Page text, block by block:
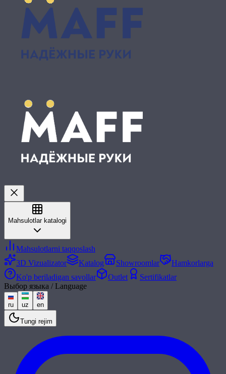
Mahsulotlar katalogi
Mahsulotlarni taqqoslash
3D Vizualizator
Katalog Showroomlar
Hamkorlarga
Ko'p beriladigan savollar
Outlet
Sertifikatlar
Выбор языка / Language
ru uz en
Tungi rejim